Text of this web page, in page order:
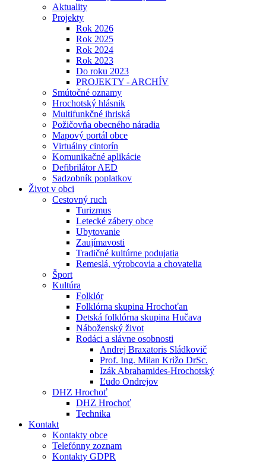
Aktuality
Projekty
Rok 2026
Rok 2025
Rok 2024
Rok 2023
Do roku 2023
PROJEKTY - ARCHÍV
Smútočné oznamy
Hrochotský hlásnik
Multifunkčné ihriská
Požičovňa obecného náradia
Mapový portál obce
Virtuálny cintorín
Komunikačné aplikácie
Defibrilátor AED
Sadzobník poplatkov
Život v obci
Cestovný ruch
Turizmus
Letecké zábery obce
Ubytovanie
Zaujímavosti
Tradičné kultúrne podujatia
Remeslá, výrobcovia a chovatelia
Šport
Kultúra
Folklór
Folklórna skupina Hrochoťan
Detská folklórna skupina Hučava
Náboženský život
Rodáci a slávne osobnosti
Andrej Braxatoris Sládkovič
Prof. Ing. Milan Križo DrSc.
Izák Abrahamides-Hrochotský
Ľudo Ondrejov
DHZ Hrochoť
DHZ Hrochoť
Technika
Kontakt
Kontakty obce
Telefónny zoznam
Kontakty GDPR